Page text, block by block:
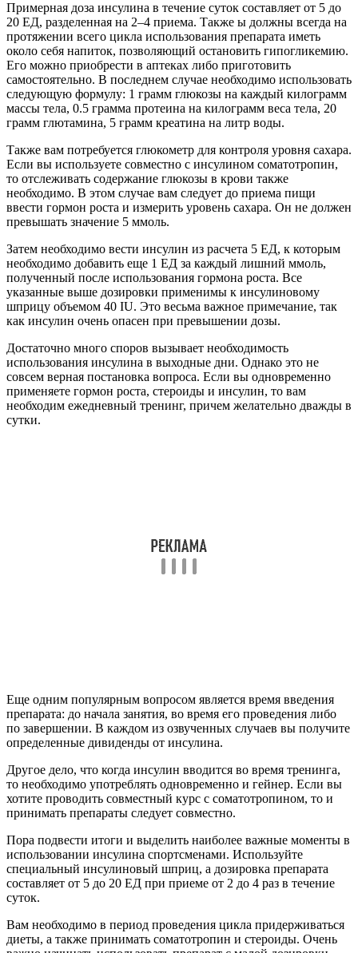
Примерная доза инсулина в течение суток составляет от 5 до
20 ЕД, разделенная на 2–4 приема. Также ы должны всегда на
протяжении всего цикла использования препарата иметь
около себя напиток, позволяющий остановить гипогликемию.
Его можно приобрести в аптеках либо приготовить
самостоятельно. В последнем случае необходимо использовать
следующую формулу: 1 грамм глюкозы на каждый килограмм
массы тела, 0.5 грамма протеина на килограмм веса тела, 20
грамм глютамина, 5 грамм креатина на литр воды.
Также вам потребуется глюкометр для контроля уровня сахара.
Если вы используете совместно с инсулином соматотропин,
то отслеживать содержание глюкозы в крови также
необходимо. В этом случае вам следует до приема пищи
ввести гормон роста и измерить уровень сахара. Он не должен
превышать значение 5 ммоль.
Затем необходимо вести инсулин из расчета 5 ЕД, к которым
необходимо добавить еще 1 ЕД за каждый лишний ммоль,
полученный после использования гормона роста. Все
указанные выше дозировки применимы к инсулиновому
шприцу объемом 40 IU. Это весьма важное примечание, так
как инсулин очень опасен при превышении дозы.
Достаточно много споров вызывает необходимость
использования инсулина в выходные дни. Однако это не
совсем верная постановка вопроса. Если вы одновременно
применяете гормон роста, стероиды и инсулин, то вам
необходим ежедневный тренинг, причем желательно дважды в
сутки.
хотите проводить совместный курс с соматотропином, то и
принимать препараты следует совместно.
важно начинать использовать препарат с малой дозировки,
составляющей от 3 до 5 ЕД, и постепенно их увеличивайте,
пока не будет определена эффективная доза. Следите за
уровнем сахара, не позволяя ему падать ниже отметки в 3
Какой инсулин используется в бодибилдинге
Инсулин короткого действия:
действие через 30 минут;
необходимо вводить за 30-40 минут до приема пищи;
пик через 2 часа;
исчезновение действия через 5-6 часов.
Инсулин ультракороткого действия:
действие начинается в течение 15 минут после